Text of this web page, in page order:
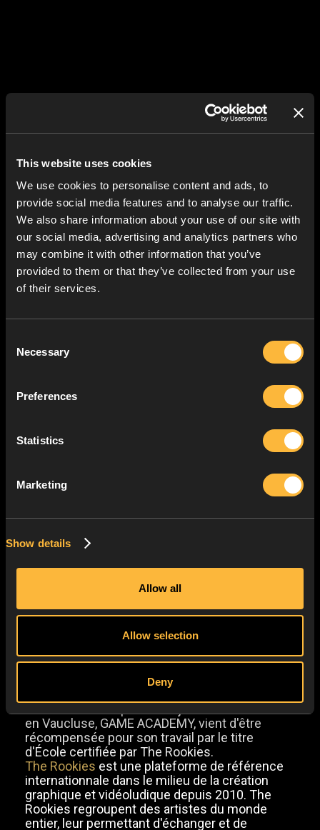
This website uses cookies
We use cookies to personalise content and ads, to
provide social media features and to analyse our traffic.
We also share information about your use of our site with
our social media, advertising and analytics partners who
may combine it with other information that you’ve
provided to them or that they’ve collected from your use
of their services.
Selection
Necessary
Preferences
Statistics
Marketing
Show details
Allow all
Allow selection
Deny
GAME ACADEMY, ÉCOLE
CERTIFIÉE PAR THE ROOKIES
en Vaucluse, GAME ACADEMY, vient d'être
récompensée pour son travail par le titre
d'École certifiée par The Rookies.
The Rookies est une plateforme de référence
internationnale dans le milieu de la création
graphique et vidéoludique depuis 2010. The
Rookies regroupent des artistes du monde
entier, leur permettant d'échanger et de